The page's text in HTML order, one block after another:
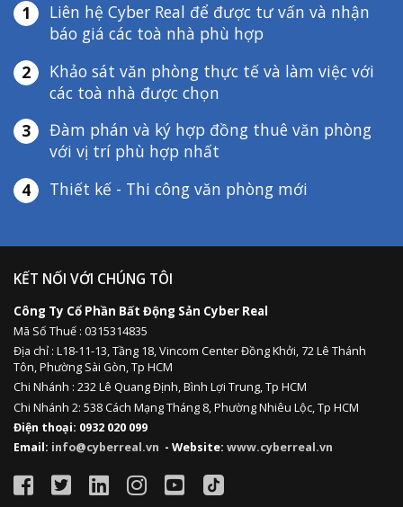
1
Liên hệ Cyber Real để được tư vấn và nhận
báo giá các toà nhà phù hợp
2
Khảo sát văn phòng thực tế và làm việc với
các toà nhà được chọn
3
Đàm phán và ký hợp đồng thuê văn phòng
với vị trí phù hợp nhất
4
Thiết kế - Thi công văn phòng mới
KẾT NỐI VỚI CHÚNG TÔI
Công Ty Cổ Phần Bất Động Sản Cyber Real
Mã Số Thuế : 0315314835
Địa chỉ : L18-11-13,Tầng 18, Vincom Center Đồng Khởi, 72 Lê Thánh
Tôn, Phường Sài Gòn, Tp HCM
Chi Nhánh : 232 Lê Quang Định,Bình Lợi Trung,Tp HCM
Chi Nhánh 2: 538 Cách Mạng Tháng 8, Phường Nhiêu Lộc, Tp HCM
Điện thoại: 0932 020 099
Email: info@cyberreal.vn - Website: www.cyberreal.vn